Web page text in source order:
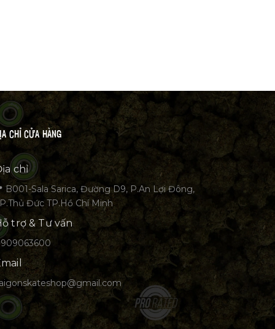
CHỈ CỬA HÀNG
chỉ
B001-Sala Sarica, Đường D9, P.An Lợi Đông,
Đức TP.Hồ Chí Minh
trợ & Tư vấn